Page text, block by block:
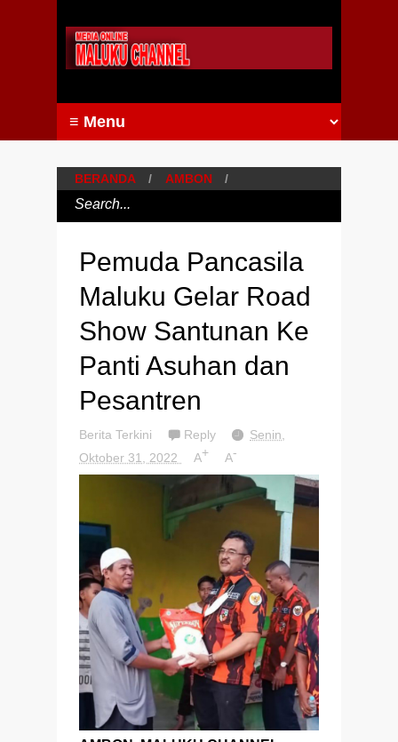
BERANDA / AMBON /
Pemuda Pancasila
Maluku Gelar Road
Show Santunan Ke
Panti Asuhan dan
Pesantren
Berita Terkini Reply
Senin,
Oktober 31, 2022
A+ A-